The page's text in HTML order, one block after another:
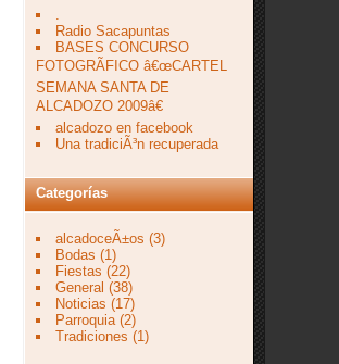
Radio Sacapuntas
BASES CONCURSO
FOTOGRÃFICO â€œCARTEL
SEMANA SANTA DE
ALCADOZO 2009â€
alcadozo en facebook
Una tradiciÃ³n recuperada
Categorías
alcadoceÃ±os (3)
Bodas (1)
Fiestas (22)
General (38)
Noticias (17)
Parroquia(2)
Tradiciones (1)